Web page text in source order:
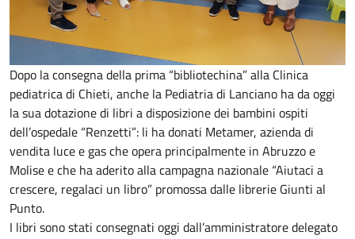
Dopo la consegna della prima “bibliotechina” alla Clinica
pediatrica di Chieti, anche la Pediatria di Lanciano ha da oggi
la sua dotazione di libri a disposizione dei bambini ospiti
dell’ospedale “Renzetti”: li ha donati Metamer, azienda di
vendita luce e gas che opera principalmente in Abruzzo e
Molise e che ha aderito alla campagna nazionale “Aiutaci a
crescere, regalaci un libro” promossa dalle librerie Giunti al
Punto.
I libri sono stati consegnati oggi dall’amministratore delegato